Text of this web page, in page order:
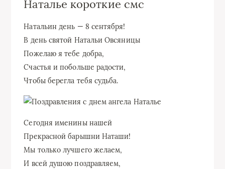
Наталье короткие смс
Натальин день — 8 сентября!
В день святой Натальи Овсяницы
Пожелаю я тебе добра,
Счастья и побольше радости,
Чтобы берегла тебя судьба.
Сегодня именины нашей
Прекрасной барышни Наташи!
Мы только лучшего желаем,
И всей душою поздравляем,